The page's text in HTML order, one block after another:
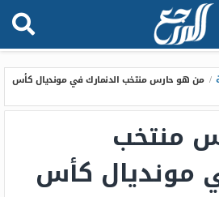
/ من هو حارس منتخب الدنمارك في مونديال كأس
منتخب
مونديال كأس